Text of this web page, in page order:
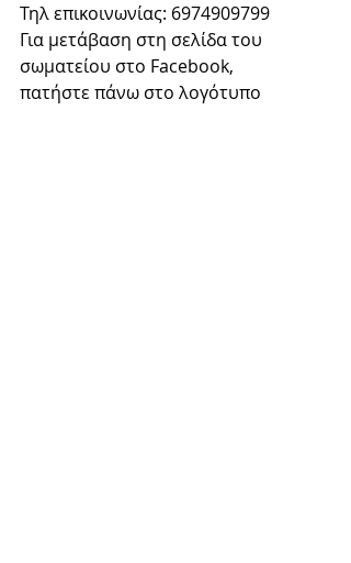
Τηλ επικοινωνίας: 6974909799
Για μετάβαση στη σελίδα του
σωματείου στο Facebook,
πατήστε πάνω στο λογότυπο